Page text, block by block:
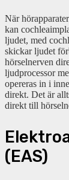
När
kan
ljudet, med
skickar ljudet
hörselnerven
ljudprocessor
opereras in i
direkt. Det är
direkt till
(EAS)